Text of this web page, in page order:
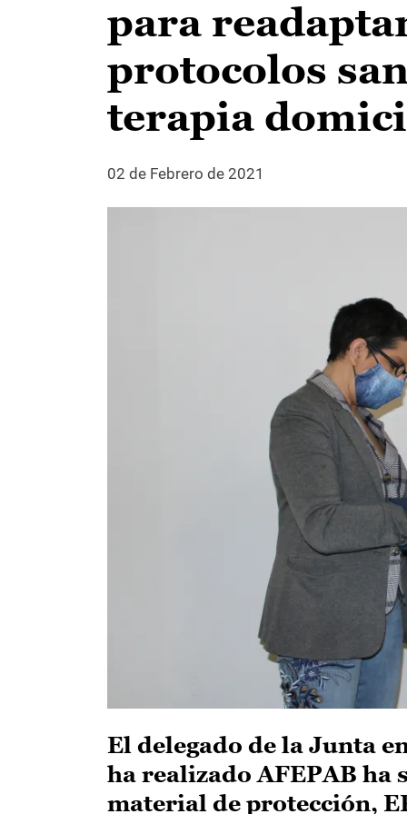
para
protocolos
terapia
02 de Febrero de 2021
El delegado de la Junta
ha realizado AFEPAB
material de protección,